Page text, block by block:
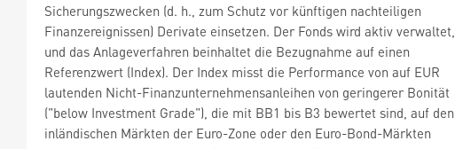
Sicherungszwecken (d. h., zum Schutz vor künftigen nachteiligen
Finanzereignissen) Derivate einsetzen. Der Fonds wird aktiv verwaltet,
und das Anlageverfahren beinhaltet die Bezugnahme auf einen
Referenzwert (Index). Der Index misst die Performance von auf EUR
lautenden Nicht-Finanzunternehmensanleihen von geringerer Bonität
("below Investment Grade"), die mit BB1 bis B3 bewertet sind, auf den
inländischen Märkten der Euro-Zone oder den Euro-Bond-Märkten